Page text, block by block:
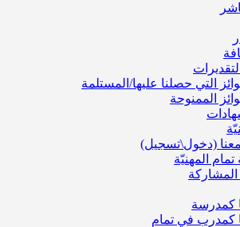
التي حصلنا عليها/المستلمة
الممنوحة
(دخول\تسجيل)
المهنيّة
كمدرسة
كمدرب في تمام